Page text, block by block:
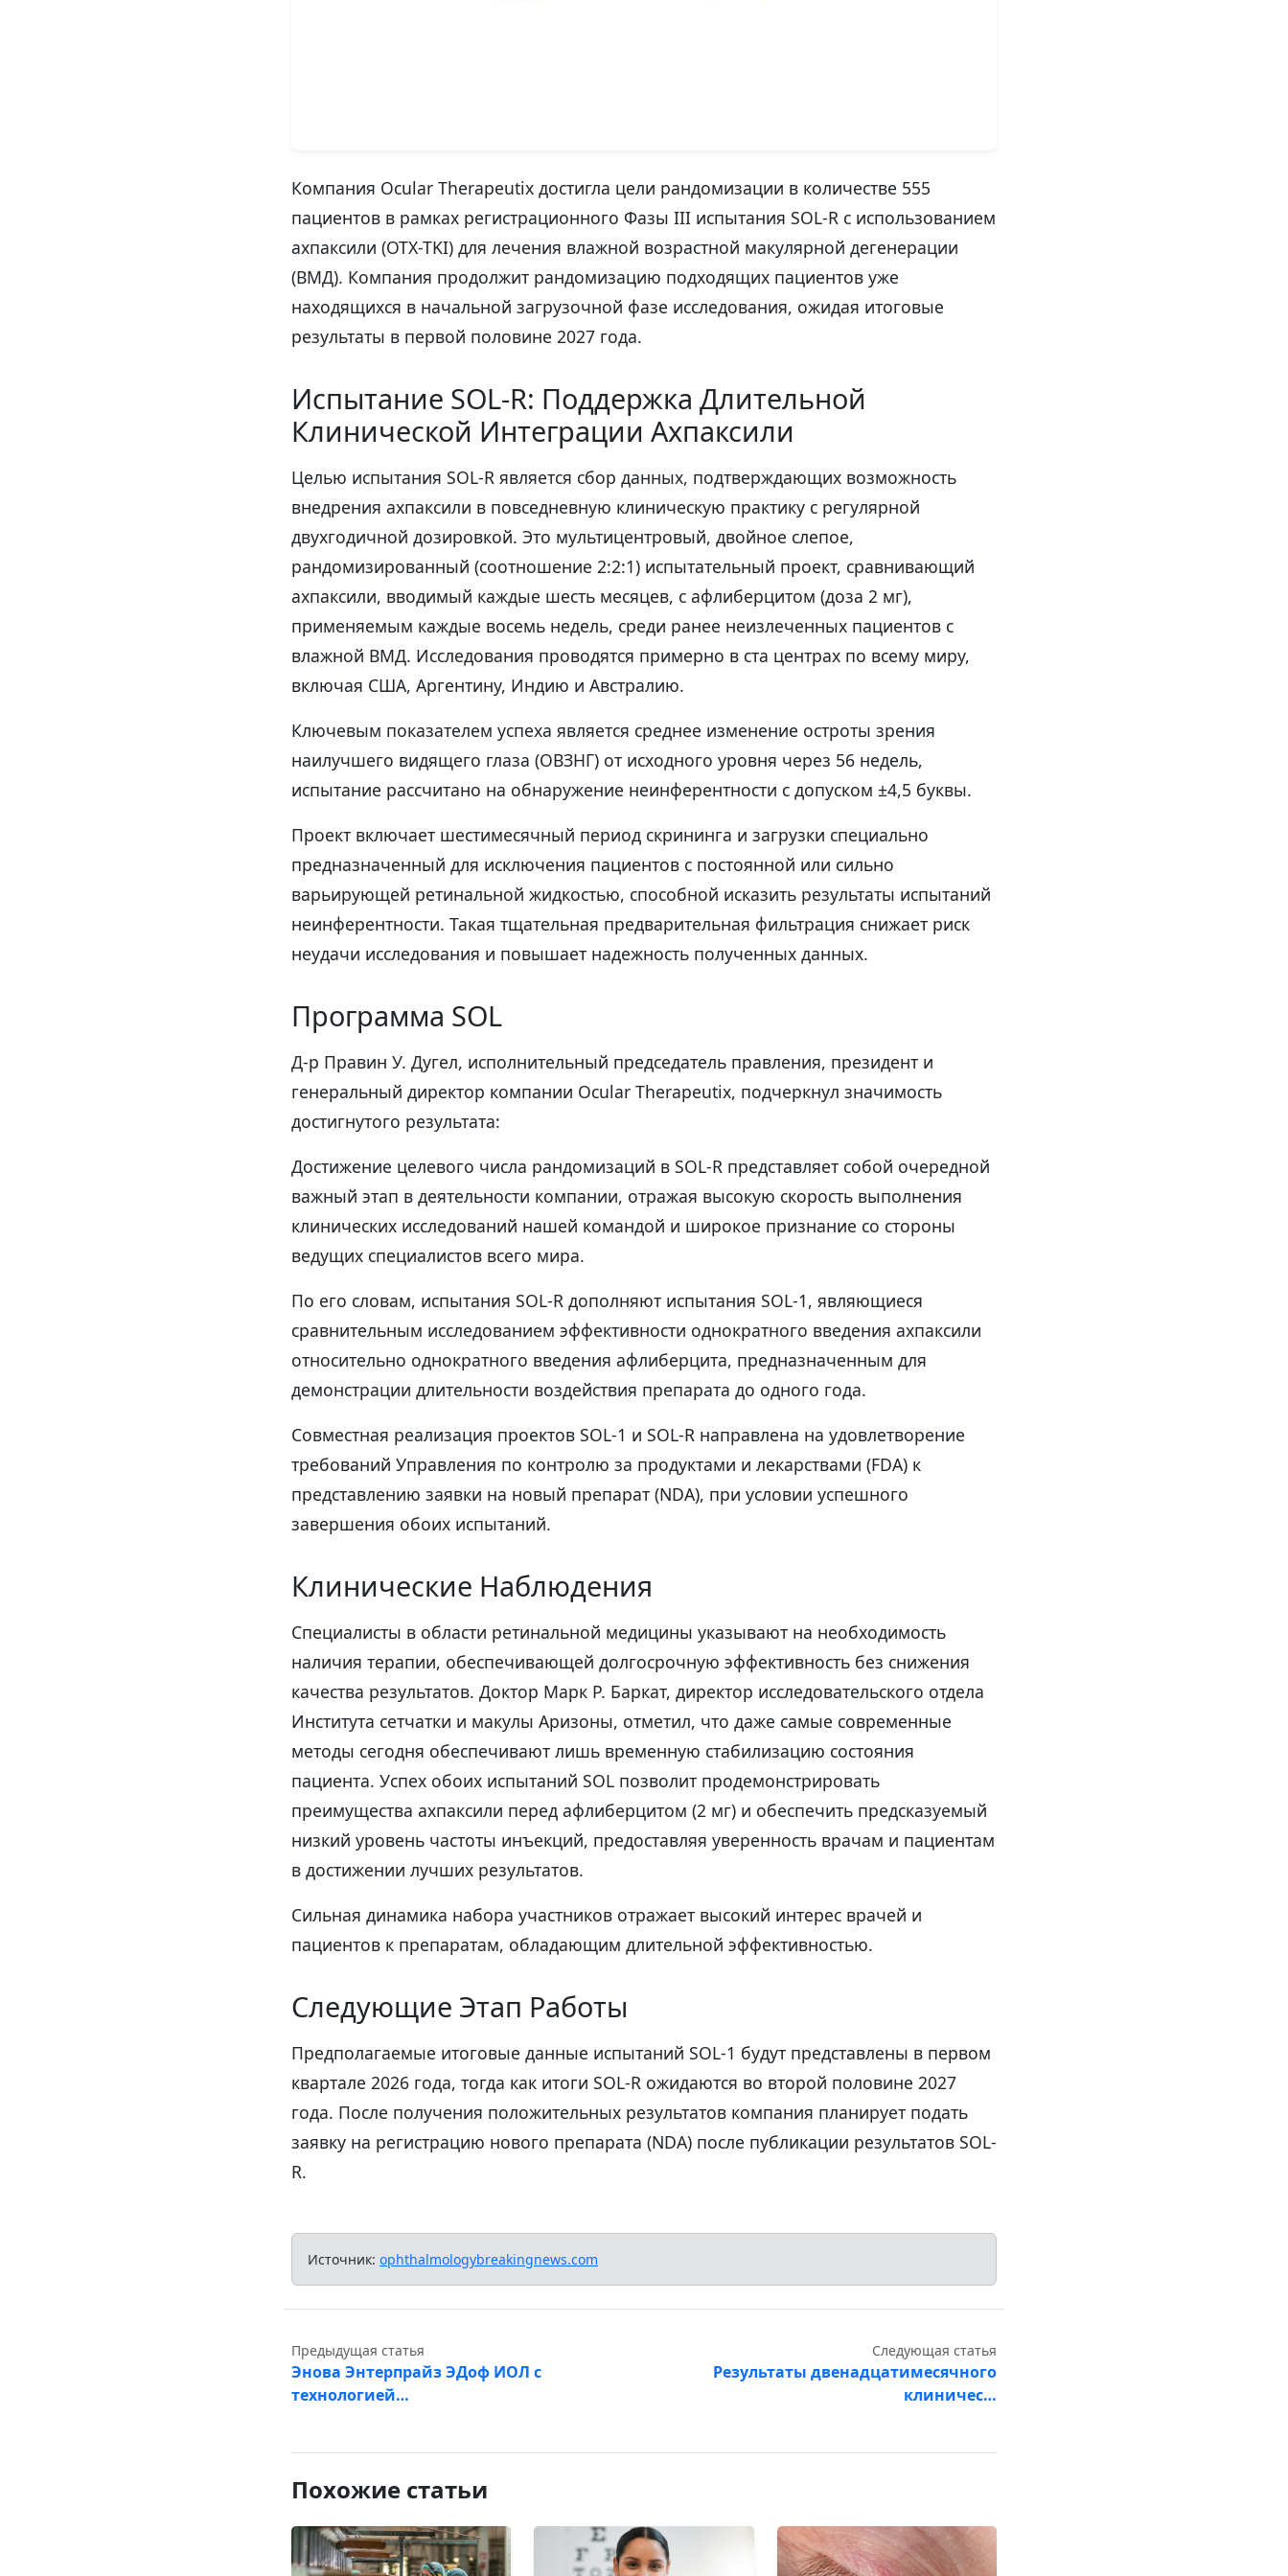
Компания Ocular Therapeutix достигла цели рандомизации в количестве 555
пациентов в рамках регистрационного Фазы III испытания SOL-R с использованием
ахпаксили (OTX-TKI) для лечения влажной возрастной макулярной дегенерации
(ВМД). Компания продолжит рандомизацию подходящих пациентов уже
находящихся в начальной загрузочной фазе исследования, ожидая итоговые
результаты в первой половине 2027 года.
Испытание SOL-R: Поддержка Длительной
Клинической Интеграции Ахпаксили
Целью испытания SOL-R является сбор данных, подтверждающих возможность
внедрения ахпаксили в повседневную клиническую практику с регулярной
двухгодичной дозировкой. Это мультицентровый, двойное слепое,
рандомизированный (соотношение 2:2:1) испытательный проект, сравнивающий
ахпаксили, вводимый каждые шесть месяцев, с афлиберцитом (доза 2 мг),
применяемым каждые восемь недель, среди ранее неизлеченных пациентов с
влажной ВМД. Исследования проводятся примерно в ста центрах по всему миру,
включая США, Аргентину, Индию и Австралию.
Ключевым показателем успеха является среднее изменение остроты зрения
наилучшего видящего глаза (ОВЗНГ) от исходного уровня через 56 недель,
испытание рассчитано на обнаружение неинферентности с допуском ±4,5 буквы.
Проект включает шестимесячный период скрининга и загрузки специально
предназначенный для исключения пациентов с постоянной или сильно
варьирующей ретинальной жидкостью, способной исказить результаты испытаний
неинферентности. Такая тщательная предварительная фильтрация снижает риск
неудачи исследования и повышает надежность полученных данных.
Программа SOL
Д-р Правин У. Дугел, исполнительный председатель правления, президент и
генеральный директор компании Ocular Therapeutix, подчеркнул значимость
достигнутого результата:
Достижение целевого числа рандомизаций в SOL-R представляет собой очередной
важный этап в деятельности компании, отражая высокую скорость выполнения
клинических исследований нашей командой и широкое признание со стороны
ведущих специалистов всего мира.
По его словам, испытания SOL-R дополняют испытания SOL-1, являющиеся
сравнительным исследованием эффективности однократного введения ахпаксили
относительно однократного введения афлиберцита, предназначенным для
демонстрации длительности воздействия препарата до одного года.
Совместная реализация проектов SOL-1 и SOL-R направлена на удовлетворение
требований Управления по контролю за продуктами и лекарствами (FDA) к
представлению заявки на новый препарат (NDA), при условии успешного
завершения обоих испытаний.
Клинические Наблюдения
Специалисты в области ретинальной медицины указывают на необходимость
наличия терапии, обеспечивающей долгосрочную эффективность без снижения
качества результатов. Доктор Марк Р. Баркат, директор исследовательского отдела
Института сетчатки и макулы Аризоны, отметил, что даже самые современные
методы сегодня обеспечивают лишь временную стабилизацию состояния
пациента. Успех обоих испытаний SOL позволит продемонстрировать
преимущества ахпаксили перед афлиберцитом (2 мг) и обеспечить предсказуемый
низкий уровень частоты инъекций, предоставляя уверенность врачам и пациентам
в достижении лучших результатов.
Сильная динамика набора участников отражает высокий интерес врачей и
пациентов к препаратам, обладающим длительной эффективностью.
Следующие Этап Работы
Предполагаемые итоговые данные испытаний SOL-1 будут представлены в первом
квартале 2026 года, тогда как итоги SOL-R ожидаются во второй половине 2027
года. После получения положительных результатов компания планирует подать
заявку на регистрацию нового препарата (NDA) после публикации результатов SOL-
R.
Источник: ophthalmologybreakingnews.com
Предыдущая статья
Энова Энтерпрайз ЭДоф ИОЛ с
технологией…
Следующая статья
Результаты двенадцатимесячного
клиничес…
Похожие статьи